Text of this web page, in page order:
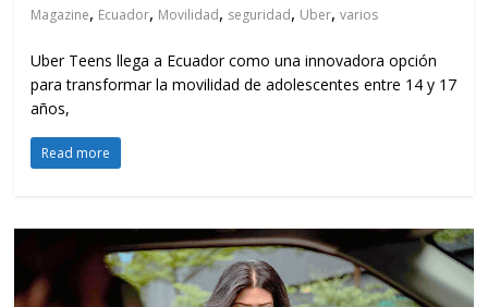
Magazine, Ecuador, Movilidad, seguridad, Uber,varios
Uber Teens llega a Ecuador como una innovadora opción
para transformar la movilidad de adolescentes entre 14 y 17
años,
Read more